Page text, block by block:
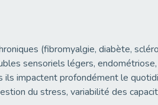
(fibromyalgie, diabète,
sensoriels légers,
ils impactent profondément le
du stress, variabilité des